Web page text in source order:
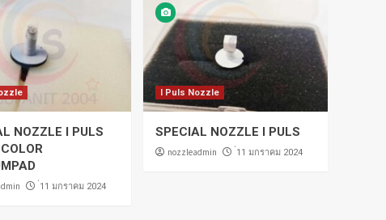
NOZZLE I PULS
่11 มกราคม 2024
I Puls Nozzle
SPECIAL NOZZLE I PULS
nozzleadmin ่11 มกราคม 2024